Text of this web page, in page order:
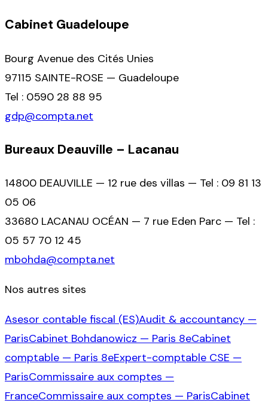
Cabinet Guadeloupe
Bourg Avenue des Cités Unies
97115 SAINTE-ROSE — Guadeloupe
Tel : 0590 28 88 95
gdp@compta.net
Bureaux Deauville – Lacanau
14800 DEAUVILLE — 12 rue des villas — Tel : 09 81 13
05 06
33680 LACANAU OCÉAN — 7 rue Eden Parc — Tel :
05 57 70 12 45
mbohda@compta.net
Nos autres sites
Asesor contable fiscal (ES)Audit & accountancy —
ParisCabinet Bohdanowicz — Paris 8eCabinet
comptable — Paris 8eExpert-comptable CSE —
ParisCommissaire aux comptes —
FranceCommissaire aux comptes — ParisCabinet